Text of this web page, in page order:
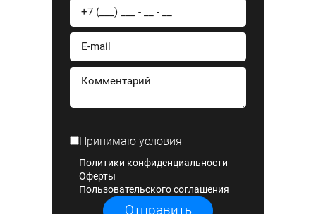
Принимаю условия
Политики конфиденциальности
Оферты
Пользовательского соглашения
Отправить